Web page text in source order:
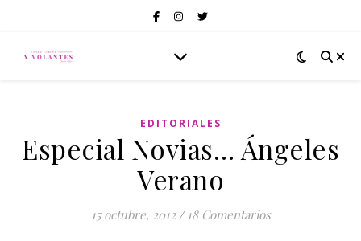
EDITORIALES
Especial Novias… Ángeles
Verano
15 octubre, 2012 / 18 Comentarios